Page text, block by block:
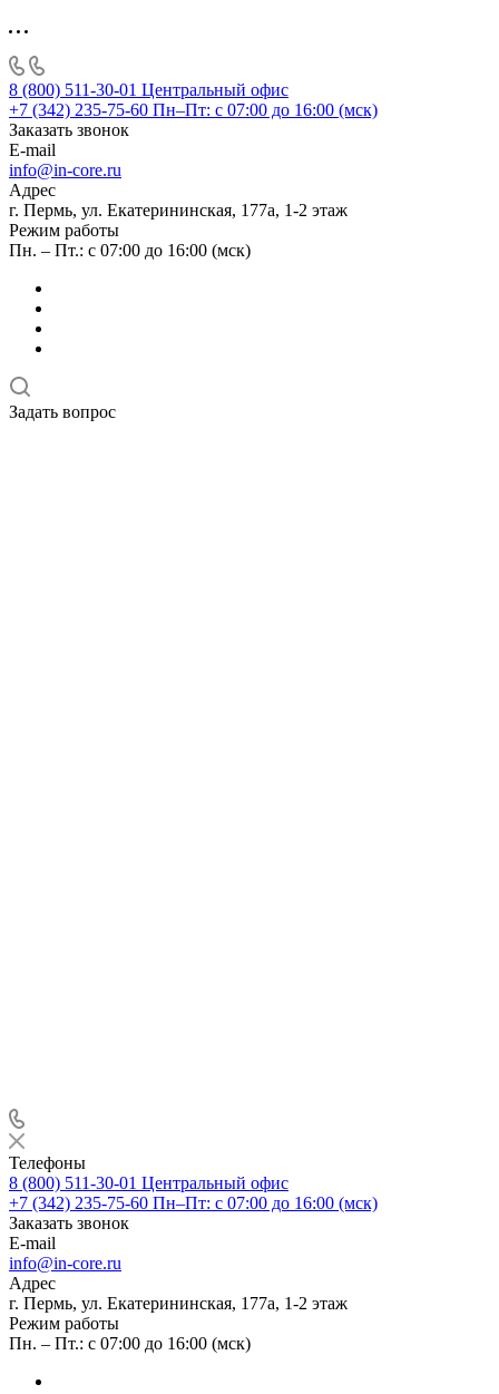
8 (800) 511-30-01 Центральный офис
+7 (342) 235-75-60 Пн–Пт: с 07:00 до 16:00 (мск)
Заказать звонок
E-mail
info@in-core.ru
Адрес
г. Пермь, ул. ​Екатерининская, 177а, ​1-2 этаж
Режим работы
Пн. – Пт.: с 07:00 до 16:00 (мск)
Задать вопрос
Телефоны
8 (800) 511-30-01 Центральный офис
+7 (342) 235-75-60 Пн–Пт: с 07:00 до 16:00 (мск)
Заказать звонок
E-mail
info@in-core.ru
Адрес
г. Пермь, ул. ​Екатерининская, 177а, ​1-2 этаж
Режим работы
Пн. – Пт.: с 07:00 до 16:00 (мск)